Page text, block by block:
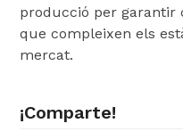
producció per garantir
que compleixen els
mercat.
¡Comparte!